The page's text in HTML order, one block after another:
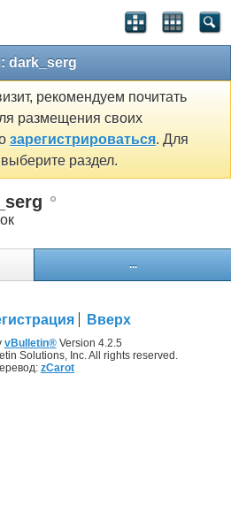
dark_serg
рекомендуем почитать
размещения своих
зарегистрироваться. Для
раздел.
...
Вверх
vBulletin®Version 4.2.5
Solutions, Inc. All rights reserved.
zCarot